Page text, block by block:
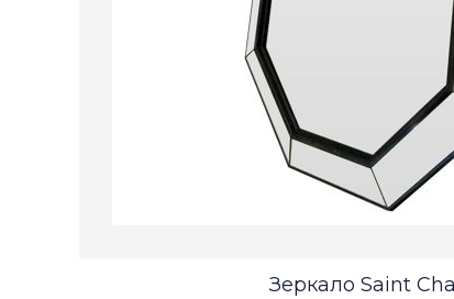
Зеркало Saint